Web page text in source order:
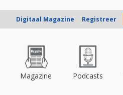
Digitaal Magazine Registreer
Magazine Podcasts